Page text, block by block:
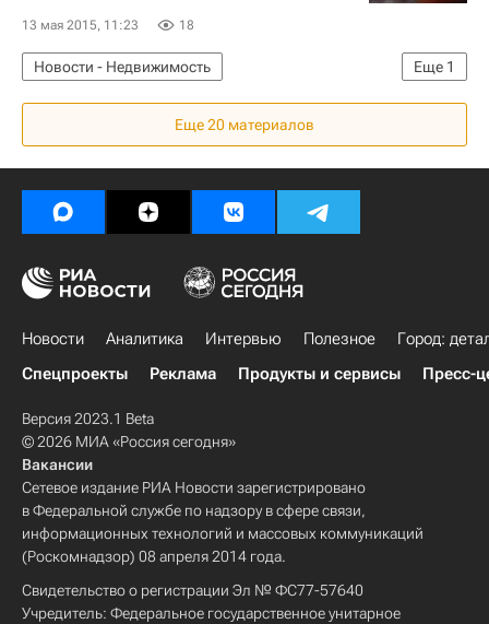
13 мая 2015, 11:23 18
Еще 1
Новости - Недвижимость
Коммерческая недвижимость
Еще 20 материалов
Новости Аналитика Интервью Полезное
Город:
Спецпроекты
Реклама Продукты и сервисы Пресс-
Версия 2023.1 Beta
© 2026 МИА «Россия сегодня»
Вакансии
Сетевое издание РИА Новости зарегистрировано
в Федеральной службе по надзору в сфере связи,
информационных технологий и массовых коммуникаций
(Роскомнадзор) 08 апреля 2014 года.
Свидетельство о регистрации Эл № ФС77-57640
Учредитель: Федеральное государственное унитарное